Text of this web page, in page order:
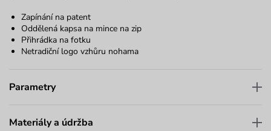
Zapínání na patent
Oddělená kapsa na mince na zip
Přihrádka na fotku
Netradiční logo vzhůru nohama
Parametry
Materiály a údržba